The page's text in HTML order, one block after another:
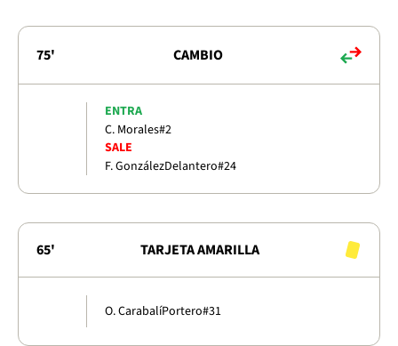
75' CAMBIO
ENTRA
C. Morales#2
SALE
F. GonzálezDelantero#24
65' TARJETA AMARILLA
O. CarabalíPortero#31